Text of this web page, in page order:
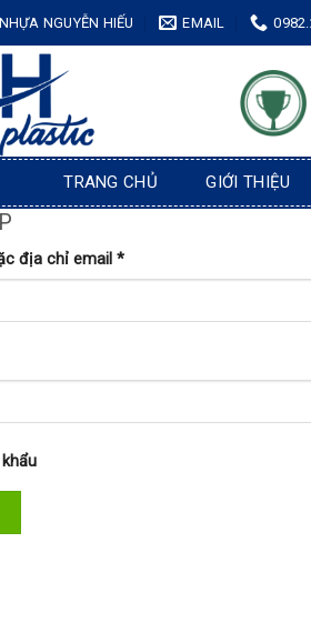
NGUYỄN HIẾU EMAIL
TRANG CHỦ GIỚI THIỆU
địa chỉ email *